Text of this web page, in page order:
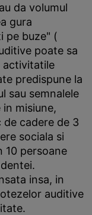
da volumul
gura
pe buze" (
poate sa
activitatile
predispune la
sau semnalele
misiune,
de cadere de 3
sociala si
10 persoane
insa, in
auditive